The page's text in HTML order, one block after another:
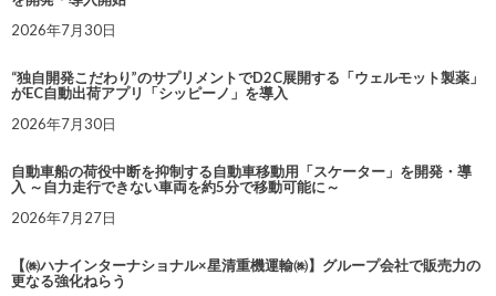
2026年7月30日
“独自開発こだわり”のサプリメントでD2C展開する「ウェルモット製薬」
がEC自動出荷アプリ「シッピーノ」を導入
2026年7月30日
自動車船の荷役中断を抑制する自動車移動用「スケーター」を開発・導
入 ～自力走行できない車両を約5分で移動可能に～
2026年7月27日
【㈱ハナインターナショナル×星清重機運輸㈱】グループ会社で販売力の
更なる強化ねらう